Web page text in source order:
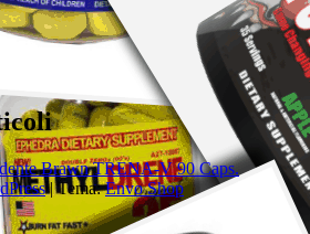
Brawn TRENA-V 90 Caps.
|Tema:Envo Shop